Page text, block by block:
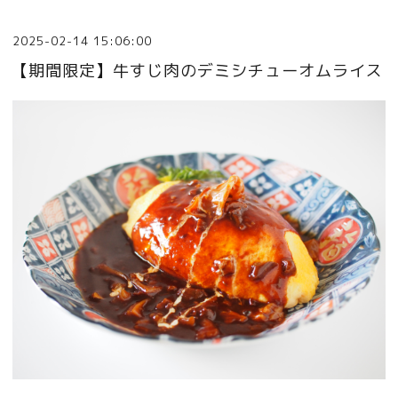
2025-02-14 15:06:00
【期間限定】牛すじ肉のデミシチューオムライス